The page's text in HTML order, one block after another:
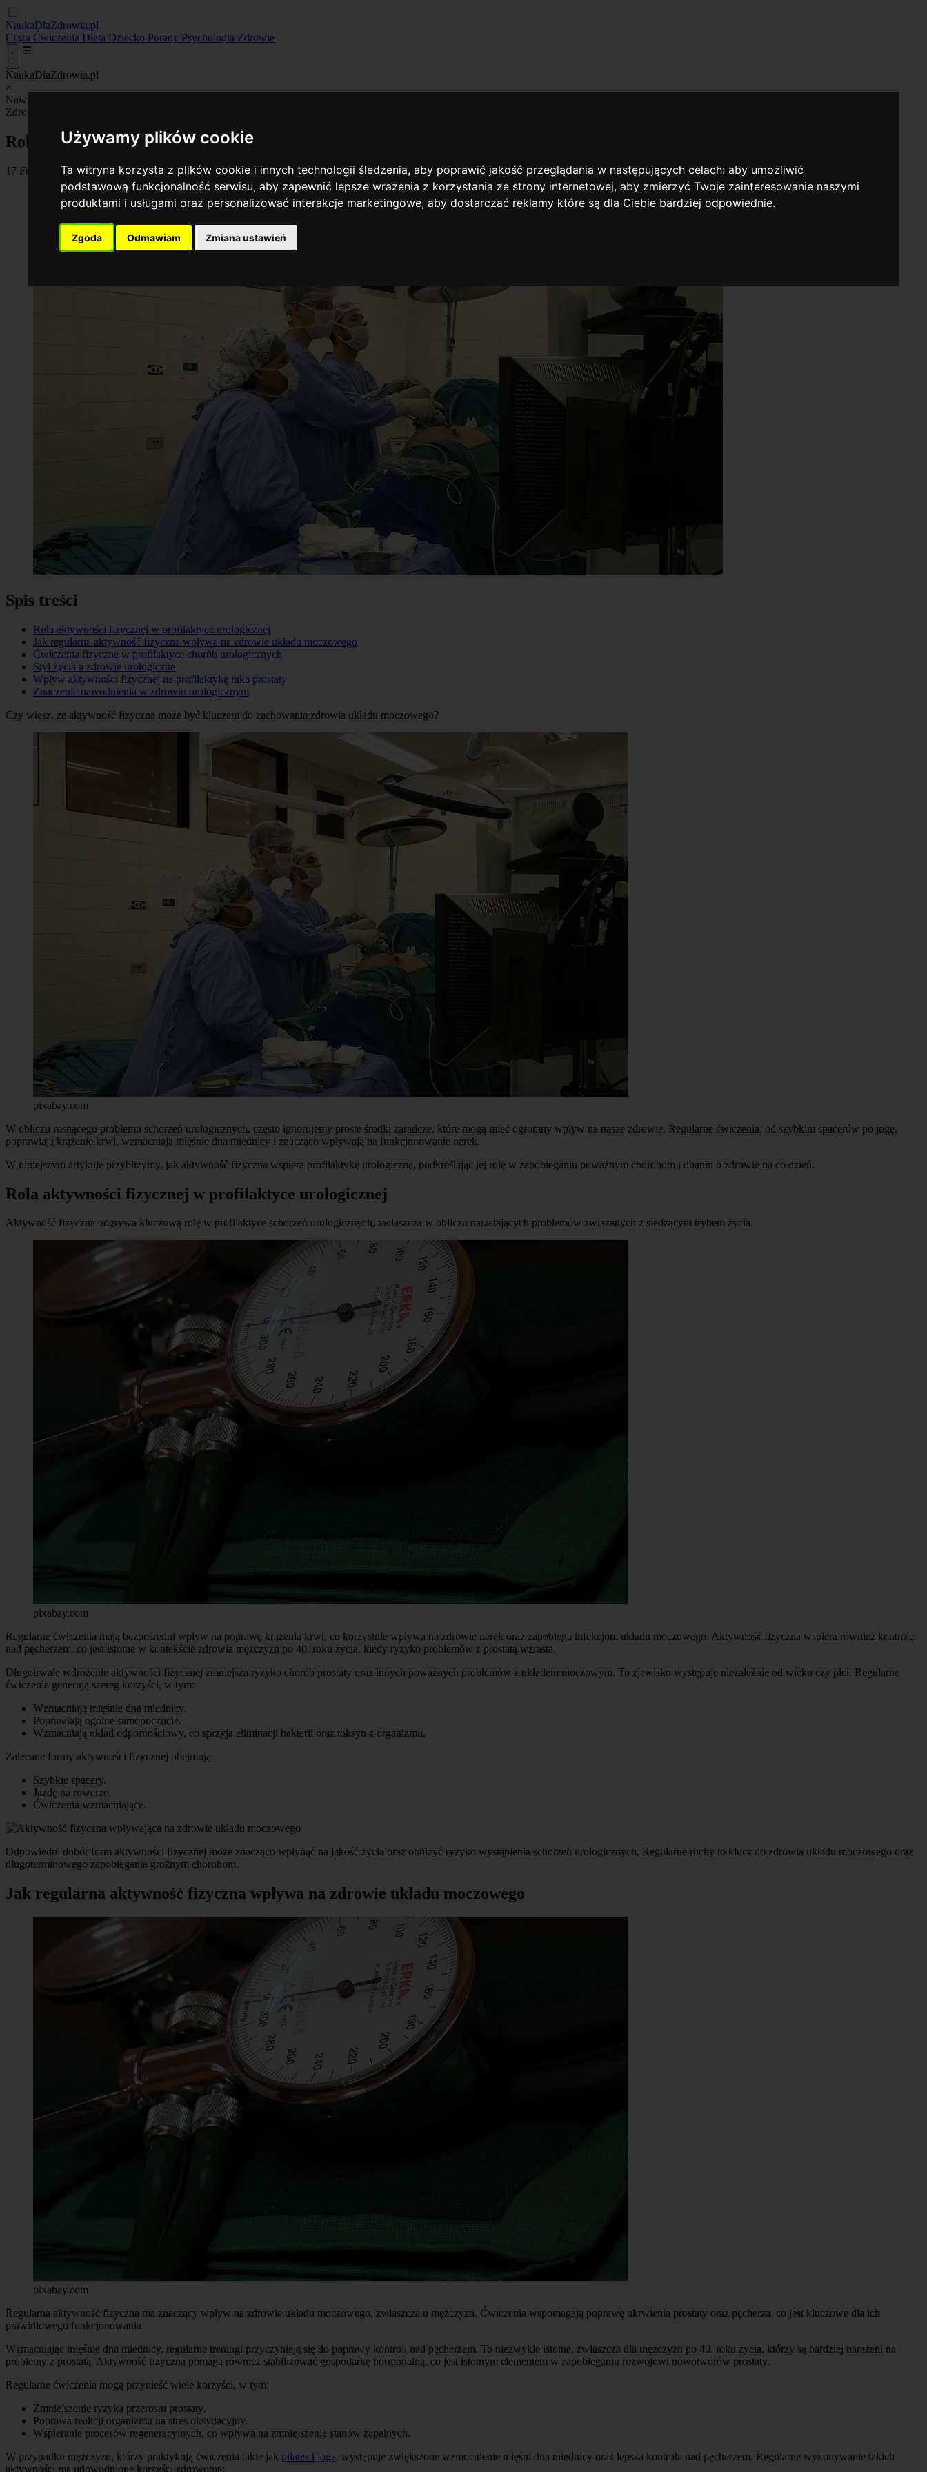
Używamy plików cookie
Ta witryna korzysta z plików cookie i innych technologii śledzenia, aby poprawić jakość przeglądania w następujących celach:aby umożliwić
podstawową funkcjonalność serwisu,aby zapewnić lepsze wrażenia z korzystania ze strony internetowej,aby zmierzyć Twoje zainteresowanie naszymi
produktami i usługami oraz personalizować interakcje marketingowe,aby dostarczać reklamy które są dla Ciebie bardziej odpowiednie.
Zgoda Odmawiam Zmiana ustawień
NaukaDlaZdrowia.pl
Ciąża Ćwiczenia Dieta Dziecko Porady Psychologia Zdrowie
☰
NaukaDlaZdrowia.pl
×
Nawigacja_
Zdrowie
Rola aktywności fizycznej w profilaktyce urologicznej
17 February 2026 • By Anna Radecka
Spis treści
Rola aktywności fizycznej w profilaktyce urologicznej
Jak regularna aktywność fizyczna wpływa na zdrowie układu moczowego
Ćwiczenia fizyczne w profilaktyce chorób urologicznych
Styl życia a zdrowie urologiczne
Wpływ aktywności fizycznej na profilaktykę raka prostaty
Znaczenie nawodnienia w zdrowiu urologicznym
Czy wiesz, że aktywność fizyczna może być kluczem do zachowania zdrowia układu moczowego?
pixabay.com
W obliczu rosnącego problemu schorzeń urologicznych, często ignorujemy proste środki zaradcze, które mogą mieć ogromny wpływ na nasze zdrowie. Regularne ćwiczenia, od szybkim spacerów po jogę,
poprawiają krążenie krwi, wzmacniają mięśnie dna miednicy i znacząco wpływają na funkcjonowanie nerek.
W niniejszym artykule przybliżymy, jak aktywność fizyczna wspiera profilaktykę urologiczną, podkreślając jej rolę w zapobieganiu poważnym chorobom i dbaniu o zdrowie na co dzień.
Rola aktywności fizycznej w profilaktyce urologicznej
Aktywność fizyczna odgrywa kluczową rolę w profilaktyce schorzeń urologicznych, zwłaszcza w obliczu narastających problemów związanych z siedzącym trybem życia.
pixabay.com
Regularne ćwiczenia mają bezpośredni wpływ na poprawę krążenia krwi, co korzystnie wpływa na zdrowie nerek oraz zapobiega infekcjom układu moczowego. Aktywność fizyczna wspiera również kontrolę
nad pęcherzem, co jest istotne w kontekście zdrowia mężczyzn po 40. roku życia, kiedy ryzyko problemów z prostatą wzrasta.
Długotrwałe wdrożenie aktywności fizycznej zmniejsza ryzyko chorób prostaty oraz innych poważnych problemów z układem moczowym. To zjawisko występuje niezależnie od wieku czy płci. Regularne
ćwiczenia generują szereg korzyści, w tym:
Wzmacniają mięśnie dna miednicy.
Poprawiają ogólne samopoczucie.
Wzmacniają układ odpornościowy, co sprzyja eliminacji bakterii oraz toksyn z organizmu.
Zalecane formy aktywności fizycznej obejmują:
Szybkie spacery.
Jazdę na rowerze.
Ćwiczenia wzmacniające.
Odpowiedni dobór form aktywności fizycznej może znacząco wpłynąć na jakość życia oraz obniżyć ryzyko wystąpienia schorzeń urologicznych. Regularne ruchy to klucz do zdrowia układu moczowego oraz
długoterminowego zapobiegania groźnym chorobom.
Jak regularna aktywność fizyczna wpływa na zdrowie układu moczowego
pixabay.com
Regularna aktywność fizyczna ma znaczący wpływ na zdrowie układu moczowego, zwłaszcza u mężczyzn. Ćwiczenia wspomagają poprawę ukrwienia prostaty oraz pęcherza, co jest kluczowe dla ich
prawidłowego funkcjonowania.
Wzmacniając mięśnie dna miednicy, regularne treningi przyczyniają się do poprawy kontroli nad pęcherzem. To niezwykle istotne, zwłaszcza dla mężczyzn po 40. roku życia, którzy są bardziej narażeni na
problemy z prostatą. Aktywność fizyczna pomaga również stabilizować gospodarkę hormonalną, co jest istotnym elementem w zapobieganiu rozwojowi nowotworów prostaty.
Regularne ćwiczenia mogą przynieść wiele korzyści, w tym:
Zmniejszenie ryzyka przerostu prostaty.
Poprawa reakcji organizmu na stres oksydacyjny.
Wspieranie procesów regeneracyjnych, co wpływa na zmniejszenie stanów zapalnych.
W przypadku mężczyzn, którzy praktykują ćwiczenia takie jak pilates i joga, występuje zwiększone wzmocnienie mięśni dna miednicy oraz lepsza kontrola nad pęcherzem. Regularne wykonywanie takich
aktywności ma udowodnione korzyści zdrowotne: